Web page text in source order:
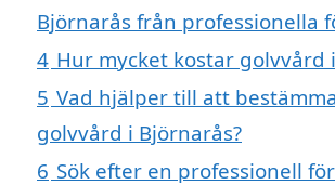
Björnarås från professionella
4 Hur mycket kostar golvvård
5 Vad hjälper till att
golvvård i Björnarås?
6 Sök efter en professionell